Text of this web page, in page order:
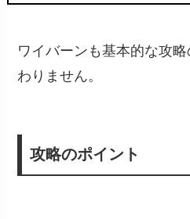
ワイバーンも基本的な攻
わりません。
攻略のポイント